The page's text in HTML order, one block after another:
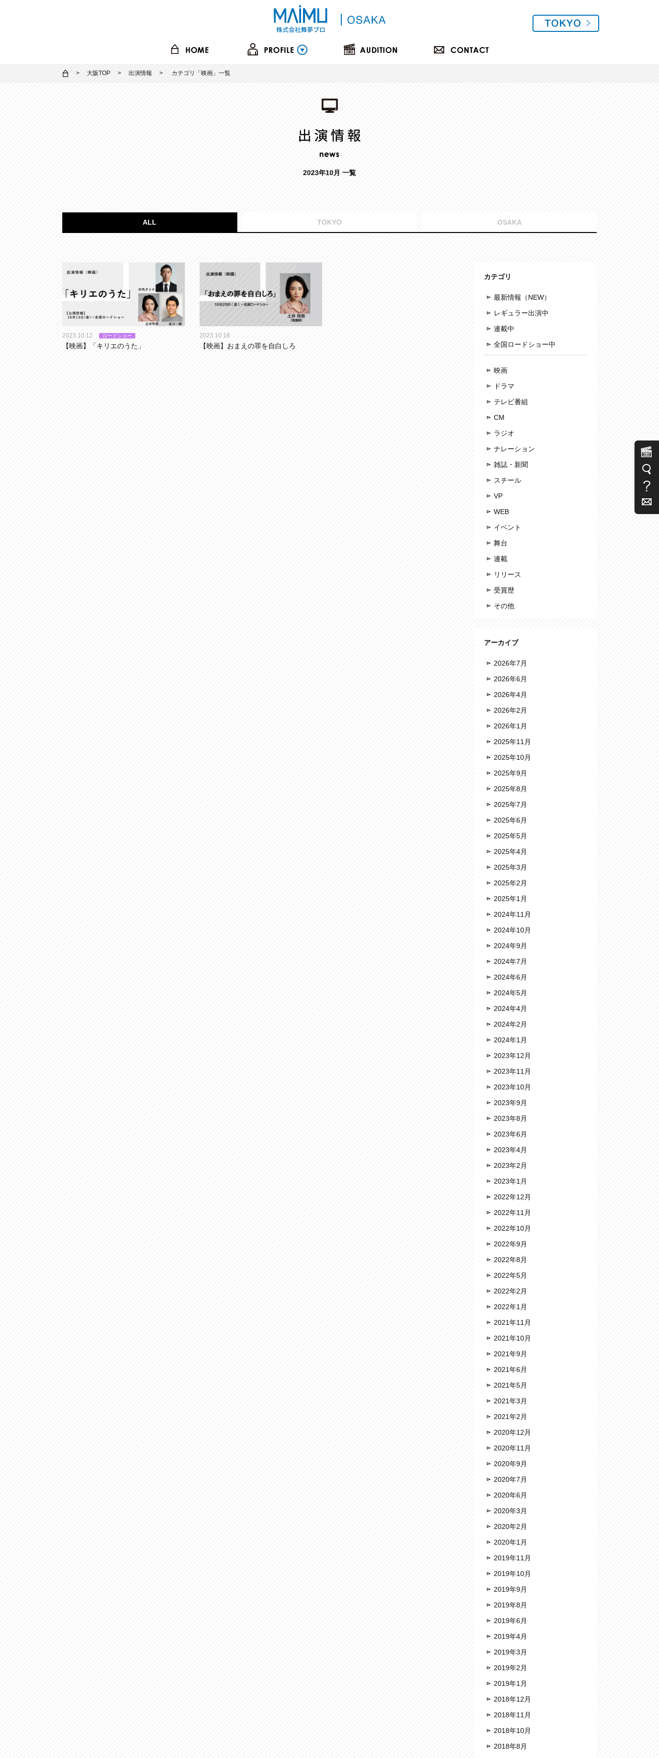
大阪TOP 出演情報 カテゴリ「 映画 」一覧
2023年10月 一覧
ALL TOKYO OSAKA
2023.10.12 ロードショー
【映画】「キリエのうた」
2023.10.18
【映画】おまえの罪を自白しろ
カテゴリ
最新情報（NEW）
レギュラー出演中
連載中
全国ロードショー中
映画
ドラマ
テレビ番組
CM
ラジオ
ナレーション
雑誌・新聞
スチール
VP
WEB
イベント
舞台
連載
リリース
受賞歴
その他
アーカイブ
2026年7月
2026年6月
2026年4月
2026年2月
2026年1月
2025年11月
2025年10月
2025年9月
2025年8月
2025年7月
2025年6月
2025年5月
2025年4月
2025年3月
2025年2月
2025年1月
2024年11月
2024年10月
2024年9月
2024年7月
2024年6月
2024年5月
2024年4月
2024年2月
2024年1月
2023年12月
2023年11月
2023年10月
2023年9月
2023年8月
2023年6月
2023年4月
2023年2月
2023年1月
2022年12月
2022年11月
2022年10月
2022年9月
2022年8月
2022年5月
2022年2月
2022年1月
2021年11月
2021年10月
2021年9月
2021年6月
2021年5月
2021年3月
2021年2月
2020年12月
2020年11月
2020年9月
2020年7月
2020年6月
2020年3月
2020年2月
2020年1月
2019年11月
2019年10月
2019年9月
2019年8月
2019年6月
2019年4月
2019年3月
2019年2月
2019年1月
2018年12月
2018年11月
2018年10月
2018年8月